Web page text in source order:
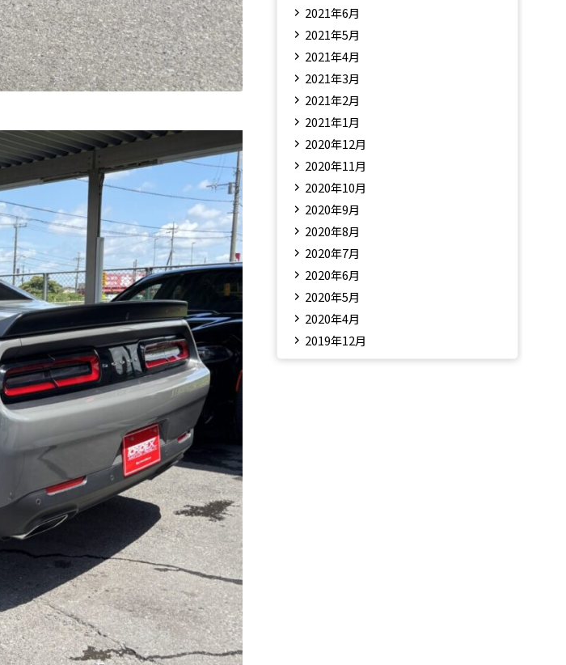
2021年6月
2021年5月
2021年4月
2021年3月
2021年2月
2021年1月
2020年12月
2020年11月
2020年10月
2020年9月
2020年8月
2020年7月
2020年6月
2020年5月
2020年4月
2019年12月